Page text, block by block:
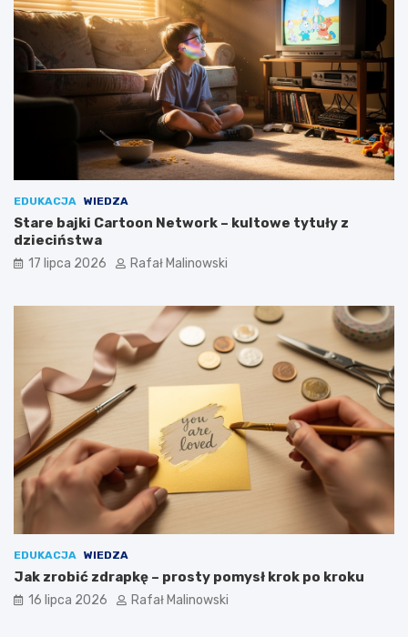
EDUKACJA WIEDZA
Stare bajki Cartoon Network – kultowe tytuły z
dzieciństwa
17 lipca 2026 Rafał Malinowski
EDUKACJA WIEDZA
Jak zrobić zdrapkę – prosty pomysł krok po kroku
16 lipca 2026 Rafał Malinowski